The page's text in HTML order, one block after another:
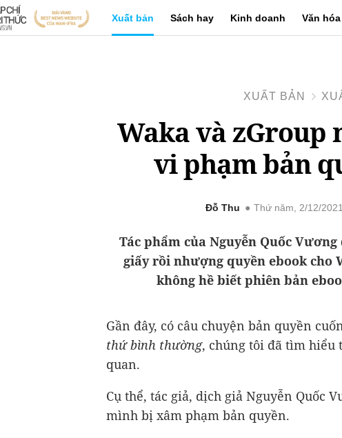
Xuất bản Sách hay Kinh doanh Văn hóa
XUẤT BẢN
Waka và zGroup
vi phạm bản
Đỗ Thu Thứ năm, 2/12/
Tác phẩm của Nguyễn Quốc
giấy rồi nhượng quyền ebook cho
không hề biết phiên bản
Gần đây, có câu chuyện bản quyền
thứ bình thường, chúng tôi đã tìm hiểu
quan.
Cụ thể, tác giả, dịch giả Nguyễn Quốc
mình bị xâm phạm bản quyền.